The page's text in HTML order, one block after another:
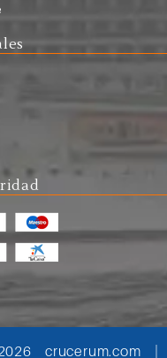
2026crucerum.com |